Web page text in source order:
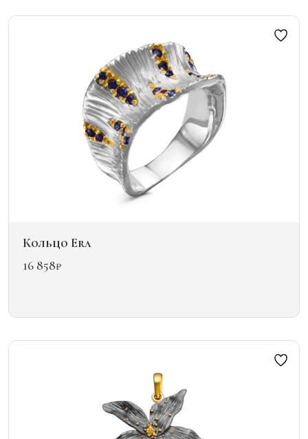
Кольцо Era
16 858₽
вариаций.